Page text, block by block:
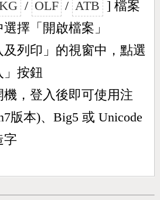
/ OLF / ATB ] 檔案
擇「開啟檔案」
列印」的視窗中，點選
」按鈕
機，登入後即可使用注
版本)、Big5 或 Unicode
字